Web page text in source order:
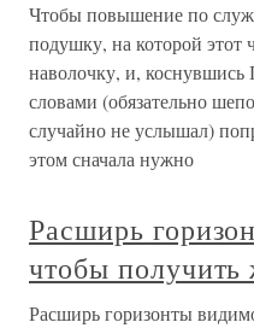
Чтобы повышение по
подушку, на которой этот
наволочку, и,
словами (обязательно
случайно не услышал)
этом сначала нужно
Расширь
чтобы получить
Расширь горизонты